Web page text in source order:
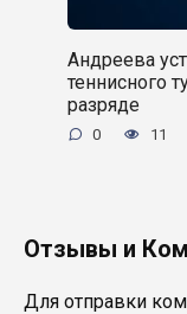
Андреева
теннисного
разряде
0 11
Отзывы и
Для отправки